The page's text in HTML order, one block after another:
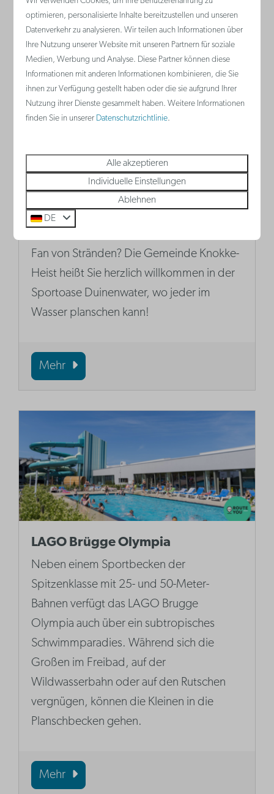
Mehr
Sportoase Duinenwater
Fan von Stränden? Die Gemeinde Knokke-
Heist heißt Sie herzlich willkommen in der
Sportoase Duinenwater, wo jeder im
Wasser planschen kann!
Mehr
LAGO Brügge Olympia
Neben einem Sportbecken der
Spitzenklasse mit 25- und 50-Meter-
Bahnen verfügt das LAGO Brugge
Olympia auch über ein subtropisches
Schwimmparadies. Während sich die
Großen im Freibad, auf der
Wildwasserbahn oder auf den Rutschen
vergnügen, können die Kleinen in die
Planschbecken gehen.
Mehr
optimieren, personalisierte Inhalte bereitzustellen und unseren
Datenverkehr zu analysieren. Wir teilen auch Informationen über
Ihre Nutzung unserer Website mit unseren Partnern für soziale
Medien, Werbung und Analyse. Diese Partner können diese
Informationen mit anderen Informationen kombinieren, die Sie
ihnen zur Verfügung gestellt haben oder die sie aufgrund Ihrer
Nutzung ihrer Dienste gesammelt haben. Weitere Informationen
finden Sie in unserer Datenschutzrichtlinie.
Alle akzeptieren
Individuelle Einstellungen
Ablehnen
DE